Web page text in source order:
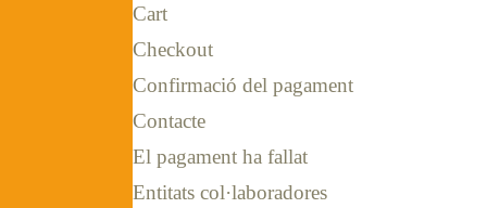
Cart
Checkout
Confirmació del pagament
Contacte
El pagament ha fallat
Entitats col·laboradores